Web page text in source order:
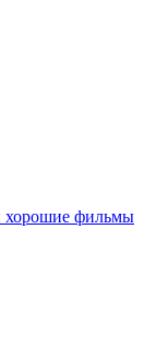
хорошие фильмы